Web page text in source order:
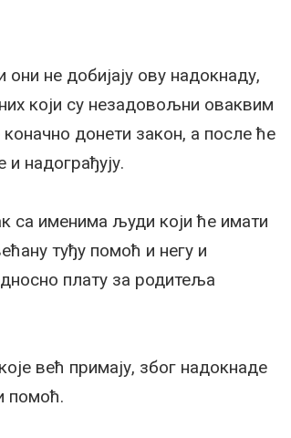
не добијају ову надокнаду,
који су незадовољни оваквим
донети закон, а после ће
надограђују.
са именима људи који ће имати
туђу помоћ и негу и
плату за родитеља
већ примају, због надокнаде
помоћ.